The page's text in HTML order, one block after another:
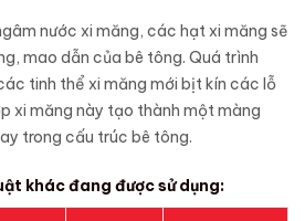
nước xi măng, các hạt xi măng sẽ
mao dẫn của bê tông. Quá trình
tinh thể xi măng mới bịt kín các lỗ
xi măng này tạo thành một màng
trong cấu trúc bê tông.
khác đang được sử dụng: